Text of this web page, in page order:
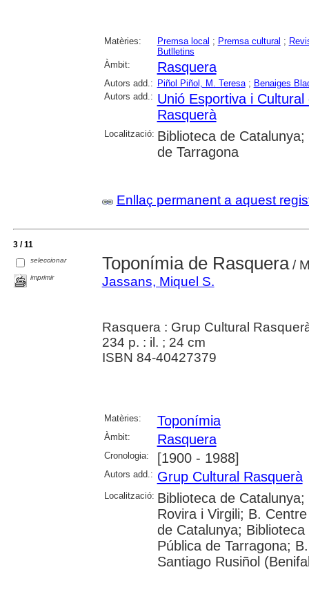
Matèries: Premsa local ; Premsa cultural ;
Butlletins
Àmbit:
Rasquera
Autors add.: Piñol Piñol, M. Teresa; Benaiges
Autors add.: Unió Esportiva i Cultural
Rasquerà
Localització: Biblioteca de
de Tarragona
Enllaç permanent a aquest
3 / 11
seleccionar
imprimir
Toponímia de Rasquera/
Jassans, Miquel S.
Rasquera : Grup Cultural
234 p. : il. ; 24 cm
ISBN 84-40427379
Matèries: Toponímia
Àmbit: Rasquera
Cronologia: [1900 - 1988]
Autors add.: Grup Cultural Rasquerà
Localització: Biblioteca de
Rovira i Virgili; B.
de Catalunya;
Pública de Tarragona;
Santiago Rusiñol